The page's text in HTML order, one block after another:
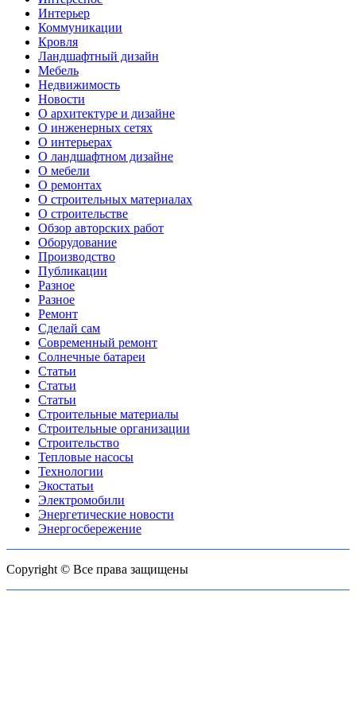
Интерьер
Коммуникации
Кровля
Ландшафтный дизайн
Мебель
Недвижимость
Новости
О архитектуре и дизайне
О инженерных сетях
О интерьерах
О ландшафтном дизайне
О мебели
О ремонтах
О строительных материалах
О строительстве
Обзор авторских работ
Оборудование
Производство
Публикации
Разное
Разное
Ремонт
Сделай сам
Современный ремонт
Солнечные батареи
Статьи
Статьи
Статьи
Строительные материалы
Строительные организации
Строительство
Тепловые насосы
Технологии
Экостатьи
Электромобили
Энергетические новости
Энергосбережение
Copyright © Все права защищены